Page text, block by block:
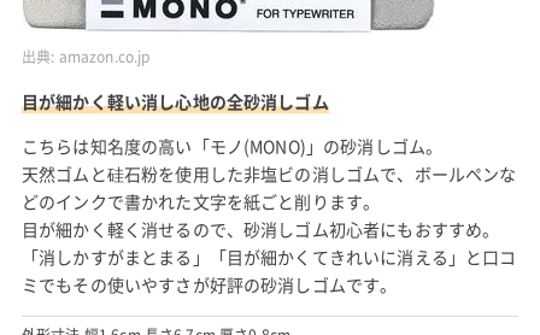
出典: amazon.co.jp
目が細かく軽い消し心地の全砂消しゴム
こちらは知名度の高い「モノ(MONO)」の砂消しゴム。
天然ゴムと硅石粉を使用した非塩ビの消しゴムで、ボールペンな
どのインクで書かれた文字を紙ごと削ります。
目が細かく軽く消せるので、砂消しゴム初心者にもおすすめ。
「消しかすがまとまる」「目が細かくてきれいに消える」と口コ
ミでもその使いやすさが好評の砂消しゴムです。